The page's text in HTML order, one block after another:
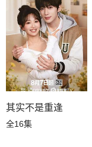
其实不是重逢
全16集